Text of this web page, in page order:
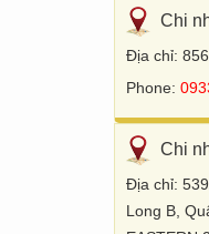
Chi
Địa chỉ:
Phone:
Chi
Địa chỉ:
Long B,